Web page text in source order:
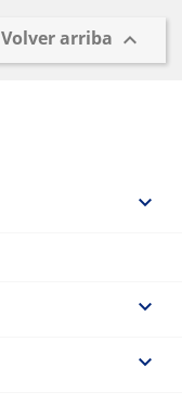
Volver arriba 


